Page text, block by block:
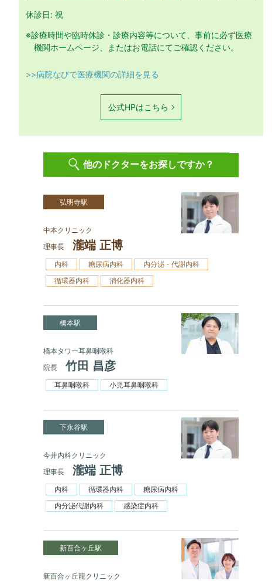
休診日: 祝
※診療時間や臨時休診・診療内容等について、事前に必ず医療
機関ホームページ、またはお電話にてご確認ください。
>>病院なびで医療機関の詳細を見る
公式HPはこちら
他のドクターをお探しですか？
弘明寺駅
中本クリニック
理事長
瀧端 正博
内科 糖尿病内科
内分泌・代謝内科
循環器内科
消化器内科
橋本駅
橋本タワー耳鼻咽喉科
院長
竹田 昌彦
耳鼻咽喉科 小児耳鼻咽喉科
下永谷駅
今井内科クリニック
理事長
瀧端 正博
内科 循環器内科
糖尿病内科
内分泌代謝内科
感染症内科
新百合ヶ丘駅
新百合ヶ丘龍クリニック